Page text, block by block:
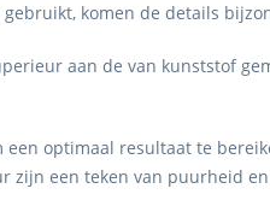
komen de details
aan de van kunststof
optimaal resultaat te
een teken van puurheid